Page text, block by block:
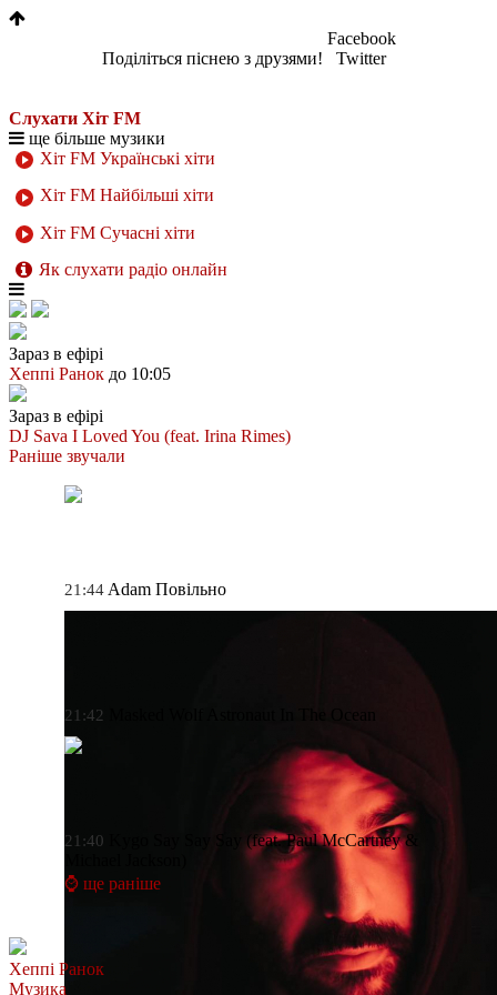
Поділіться піснею з друзями!
Facebook
Twitter
Слухати Хіт FM
ще більше музики
Хіт FM Українські хіти
Хіт FM Найбільші хіти
Хіт FM Сучасні хіти
Як слухати радіо онлайн
Зараз в ефірі
Хеппі Ранок до 10:05
Зараз в ефірі
DJ Sava I Loved You (feat. Irina Rimes)
Раніше звучали
21:44 Adam Повільно
21:42 Astronaut In The Ocean
21:40
Say Say Say (feat. Paul McCartney &
⌚ ще раніше
Хеппі Ранок
Музика